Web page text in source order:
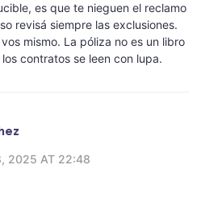
es que te nieguen el reclamo
revisá siempre las exclusiones.
mismo. La póliza no es un libro
contratos se leen con lupa.
2025 AT 22:48